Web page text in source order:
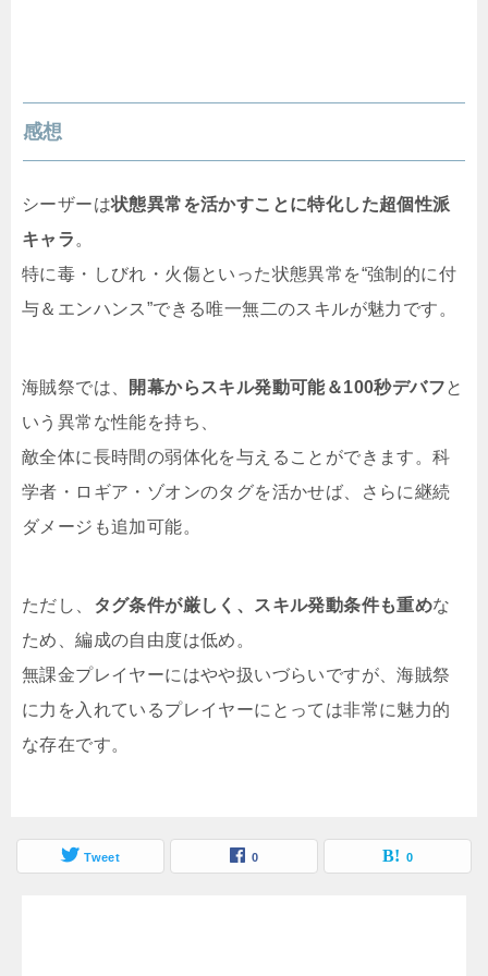
感想
シーザーは状態異常を活かすことに特化した超個性派
キャラ 。
特に毒・しびれ・火傷といった状態異常を“強制的に付
与＆エンハンス”できる唯一無二のスキルが魅力です。
海賊祭では、 開幕からスキル発動可能＆100秒デバフと
いう異常な性能を持ち、
敵全体に長時間の弱体化を与えることができます。科
学者・ロギア・ゾオンのタグを活かせば、さらに継続
ダメージも追加可能。
ただし、 タグ条件が厳しく、スキル発動条件も重めな
ため、編成の自由度は低め。
無課金プレイヤーにはやや扱いづらいですが、海賊祭
に力を入れているプレイヤーにとっては非常に魅力的
な存在です。
Tweet 0 0